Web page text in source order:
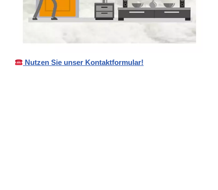
Nutzen Sie unser Kontaktformular!